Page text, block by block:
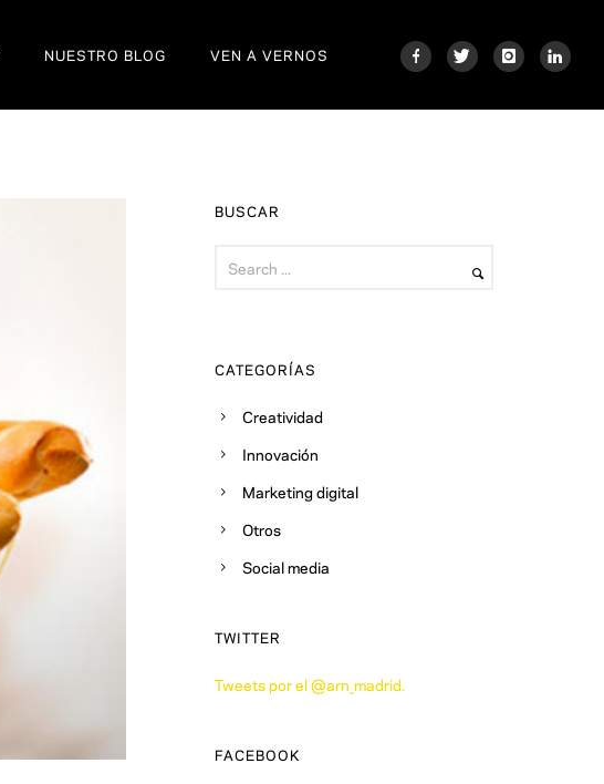
NUESTRO BLOG VEN A VERNOS
BUSCAR
CATEGORÍAS
Creatividad
Innovación
Marketing digital
Otros
Social media
TWITTER
Tweets por el @arn_madrid.
FACEBOOK